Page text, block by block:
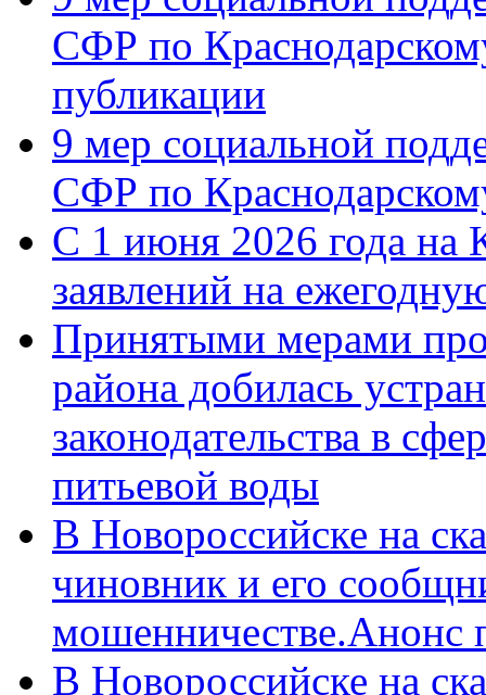
СФР по
публикации
9 мер социальной
СФР по
С 1 июня 2026 года на
заявлений на
Принятыми мерами
района добилась
законодательства в
питьевой воды
В Новороссийске на
чиновник и его
мошенничестве.Анонс
В Новороссийске на